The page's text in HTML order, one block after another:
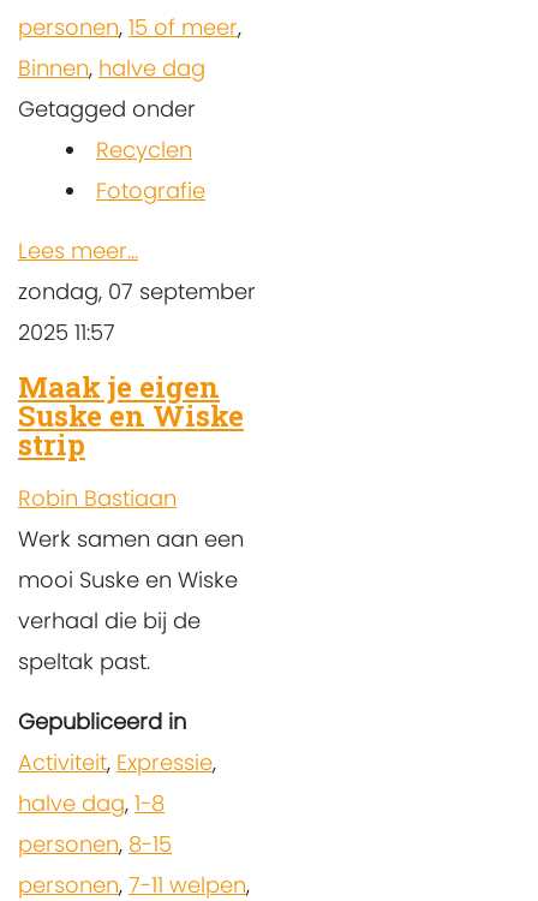
personen, 15 of meer,
Binnen, halve dag
Getagged onder
Recyclen
Fotografie
Lees meer...
zondag, 07 september
2025 11:57
Maak je eigen
Suske en Wiske
strip
Robin Bastiaan
Werk samen aan een
mooi Suske en Wiske
verhaal die bij de
speltak past.
Gepubliceerd in
Activiteit, Expressie,
halve dag, 1-8
personen, 8-15
personen, 7-11 welpen,